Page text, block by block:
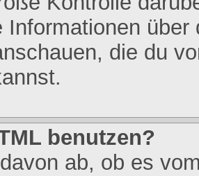
Informationen
die du
benutzen?
ab, ob es